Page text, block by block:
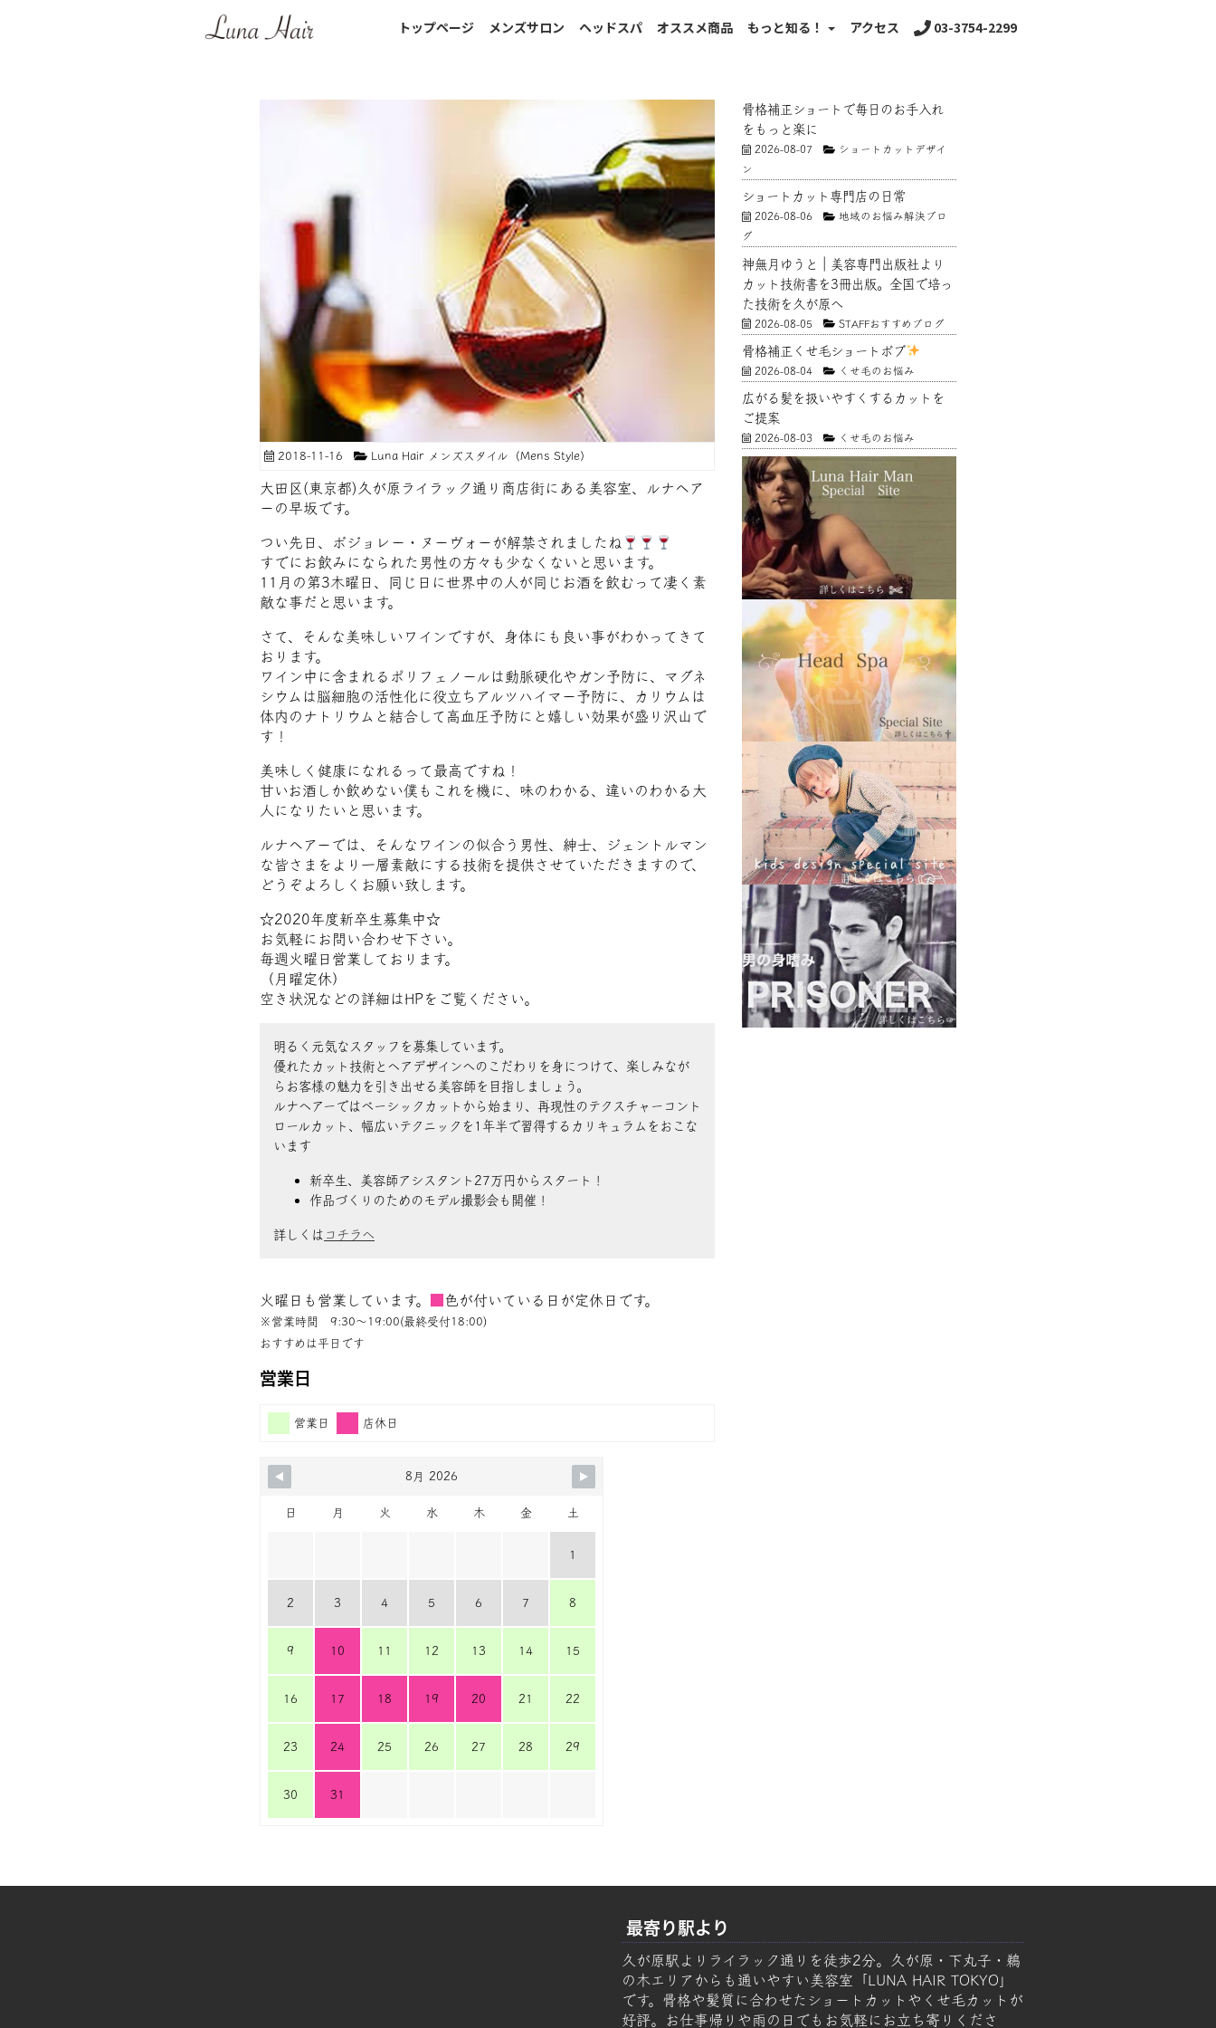
トップページ メンズサロン ヘッドスパ オススメ商品 もっと知る！ アクセス 03-3754-2299
2018-11-16 Luna Hair メンズスタイル（Mens Style）
大田区(東京都)久が原ライラック通り商店街にある美容室、ルナヘア
ーの早坂です。
つい先日、ボジョレー・ヌーヴォーが解禁されましたね
すでにお飲みになられた男性の方々も少なくないと思います。
11月の第3木曜日、同じ日に世界中の人が同じお酒を飲むって凄く素
敵な事だと思います。
さて、そんな美味しいワインですが、身体にも良い事がわかってきて
おります。
ワイン中に含まれるポリフェノールは動脈硬化やガン予防に、マグネ
シウムは脳細胞の活性化に役立ちアルツハイマー予防に、カリウムは
体内のナトリウムと結合して高血圧予防にと嬉しい効果が盛り沢山で
す！
美味しく健康になれるって最高ですね！
甘いお酒しか飲めない僕もこれを機に、味のわかる、違いのわかる大
人になりたいと思います。
ルナヘアーでは、そんなワインの似合う男性、紳士、ジェントルマン
な皆さまをより一層素敵にする技術を提供させていただきますので、
どうぞよろしくお願い致します。
☆2020年度新卒生募集中☆
お気軽にお問い合わせ下さい。
毎週火曜日営業しております。
（月曜定休）
空き状況などの詳細はHPをご覧ください。
明るく元気なスタッフを募集しています。
優れたカット技術とヘアデザインへのこだわりを身につけて、楽しみなが
らお客様の魅力を引き出せる美容師を目指しましょう。
ルナヘアーではベーシックカットから始まり、再現性のテクスチャーコント
ロールカット、幅広いテクニックを1年半で習得するカリキュラムをおこな
います
新卒生、美容師アシスタント27万円からスタート！
作品づくりのためのモデル撮影会も開催！
詳しくは コチラへ
火曜日も営業しています。 色が付いている日が定休日です。
※営業時間 9:30〜19:00(最終受付18:00)
おすすめは平日です
営業日
営業日 店休日
8月 2026
日 月 火 水 木 金 土
1
2 3 4 5 6 7 8
9 10 11 12 13 14 15
16 17 18 19 20 21 22
23 24 25 26 27 28 29
30 31
骨格補正ショートで毎日のお手入れ
をもっと楽に
2026-08-07
ショートカットデザイ
ン
ショートカット専門店の日常
2026-08-06
地域のお悩み解決ブロ
グ
神無月ゆうと｜美容専門出版社より
カット技術書を3冊出版。全国で培っ
た技術を久が原へ
2026-08-05 STAFFおすすめブログ
骨格補正くせ毛ショートボブ
2026-08-04 くせ毛のお悩み
広がる髪を扱いやすくするカットを
ご提案
2026-08-03 くせ毛のお悩み
最寄り駅より
久が原駅よりライラック通りを徒歩2分。久が原・下丸子・鵜
の木エリアからも通いやすい美容室「LUNA HAIR TOKYO」
です。骨格や髪質に合わせたショートカットやくせ毛カットが
好評。お仕事帰りや雨の日でもお気軽にお立ち寄りくださ